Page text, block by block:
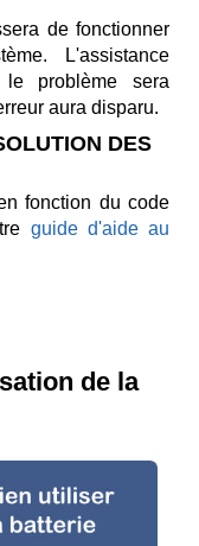
de fonctionner
L'assistance
le problème sera
aura disparu.
DES
fonction du code
guide d'aide au
de la